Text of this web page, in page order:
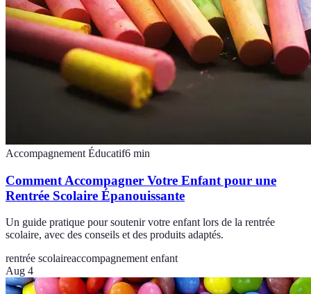
Accompagnement Éducatif6 min
Comment Accompagner Votre Enfant pour une
Rentrée Scolaire Épanouissante
Un guide pratique pour soutenir votre enfant lors de la rentrée
scolaire, avec des conseils et des produits adaptés.
rentrée scolaireaccompagnement enfant
Aug 4